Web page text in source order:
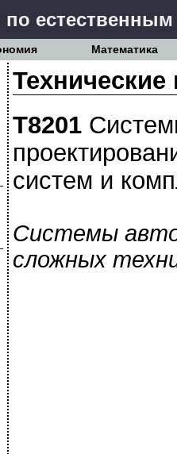
по
Математика
Технические
Т8201
систем и
Системы
сложных